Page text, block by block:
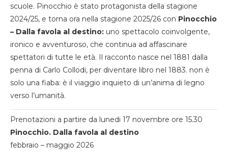
scuole. Pinocchio è stato protagonista della stagione
2024/25, e torna ora nella stagione 2025/26 con Pinocchio
– Dalla favola al destino: uno spettacolo coinvolgente,
ironico e avventuroso, che continua ad affascinare
spettatori di tutte le età. Il racconto nasce nel 1881 dalla
penna di Carlo Collodi, per diventare libro nel 1883. non è
solo una fiaba: è il viaggio inquieto di un’anima di legno
verso l’umanità.
Prenotazioni a partire da lunedi 17 novembre ore 15.30
Pinocchio. Dalla favola al destino
febbraio – maggio 2026